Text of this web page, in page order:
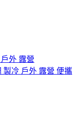
外 露營
製冷 戶外 露營 便攜